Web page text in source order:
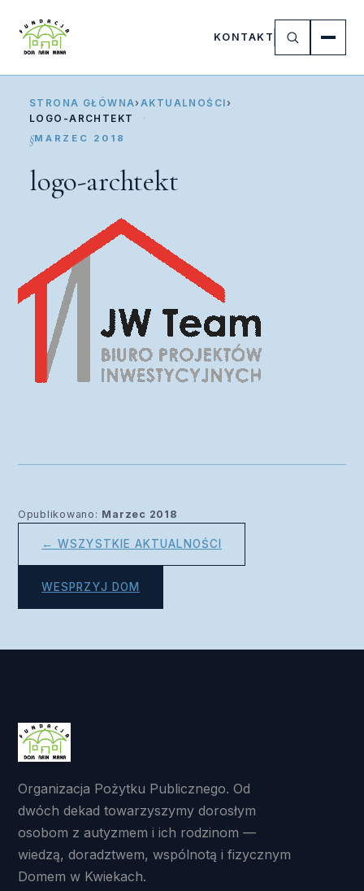
KONTAKT
STRONA GŁÓWNA› AKTUALNOŚCI ›
LOGO-ARCHTEKT
MARZEC 2018
logo-archtekt
Opublikowano: Marzec 2018
← WSZYSTKIE AKTUALNOŚCI
WESPRZYJ DOM
Organizacja Pożytku Publicznego. Od
dwóch dekad towarzyszymy dorosłym
osobom z autyzmem i ich rodzinom —
wiedzą, doradztwem, wspólnotą i fizycznym
Domem w Kwiekach.